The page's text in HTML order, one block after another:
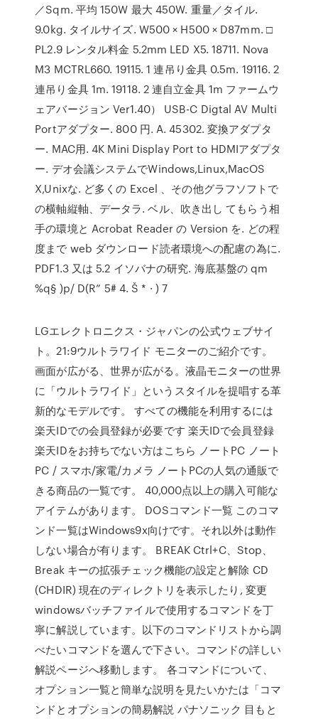
／Sqm. 平均 150W 最大 450W. 重量／タイル.
9.0kg. タイルサイズ. W500 × H500 × D87mm. □
PL2.9 レンタル料金 5.2mm LED X5. 18711. Nova
M3 MCTRL660. 19115. 1 連吊り金具 0.5m. 19116. 2
連吊り金具 1m. 19118. 2 連自立金具 1m ファームウ
ェアバージョン Ver1.40） USB-C Digtal AV Multi
Portアダプター. 800 円. A. 45302. 変換アダプタ
ー. MAC用. 4K Mini Display Port to HDMIアダプタ
ー. デオ会議システムでWindows,Linux,MacOS
X,Unixな. ど多くの Excel 、その他グラフソフトで
の横軸縦軸、データラ. ベル、吹き出し てもらう相
手の環境と Acrobat Reader の Version を. どの程
度まで web ダウンロード読者環境への配慮の為に.
PDF1.3 又は 5.2 イソバナの研究. 海底基盤の qm
%q§ )p/ D(R” 5# 4. Š * · ) 7
LGエレクトロニクス・ジャパンの公式ウェブサイ
ト。21:9ウルトラワイド モニターのご紹介です。
画面が広がる、世界が広がる。液晶モニターの世界
に「ウルトラワイド」というスタイルを提唱する革
新的なモデルです。 すべての機能を利用するには
楽天IDでの会員登録が必要です 楽天IDで会員登録
楽天IDをお持ちでない方はこちら ノートPC ノート
PC / スマホ/家電/カメラ ノートPCの人気の通販で
きる商品の一覧です。 40,000点以上の購入可能な
アイテムがあります。 DOSコマンド一覧 このコマ
ンド一覧はWindows9x向けです。それ以外は動作
しない場合が有ります。 BREAK Ctrl+C、Stop、
Break キーの拡張チェック機能の設定と解除 CD
(CHDIR) 現在のディレクトリを表示したり, 変更
windowsバッチファイルで使用するコマンドを丁
寧に解説しています。以下のコマンドリストから調
べたいコマンドを選んで下さい。コマンドの詳しい
解説ページへ移動します。 各コマンドについて、
オプション一覧と簡単な説明を見たいかたは「コマ
ンドとオプションの簡易解説 パナソニック 目もと